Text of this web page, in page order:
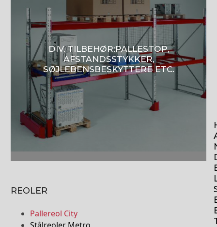
DIV. TILBEHØR:PALLESTOP,
AFSTANDSSTYKKER,
SØJLEBENSBESKYTTERE ETC.
REOLER
Pallereol City